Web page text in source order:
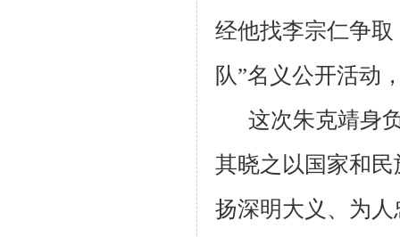
经他找李宗仁争
队”名义公开活动
这次朱克靖身
其晓之以国家和
扬深明大义、为